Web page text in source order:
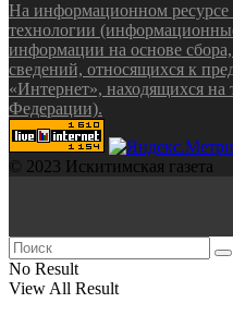
На информационном ресурсе
технологии
информации на основе
сведений, относящихся к
«Интернет», находящихся на
Федерации).
© 2023 Искитимская газета
No Result
View All Result